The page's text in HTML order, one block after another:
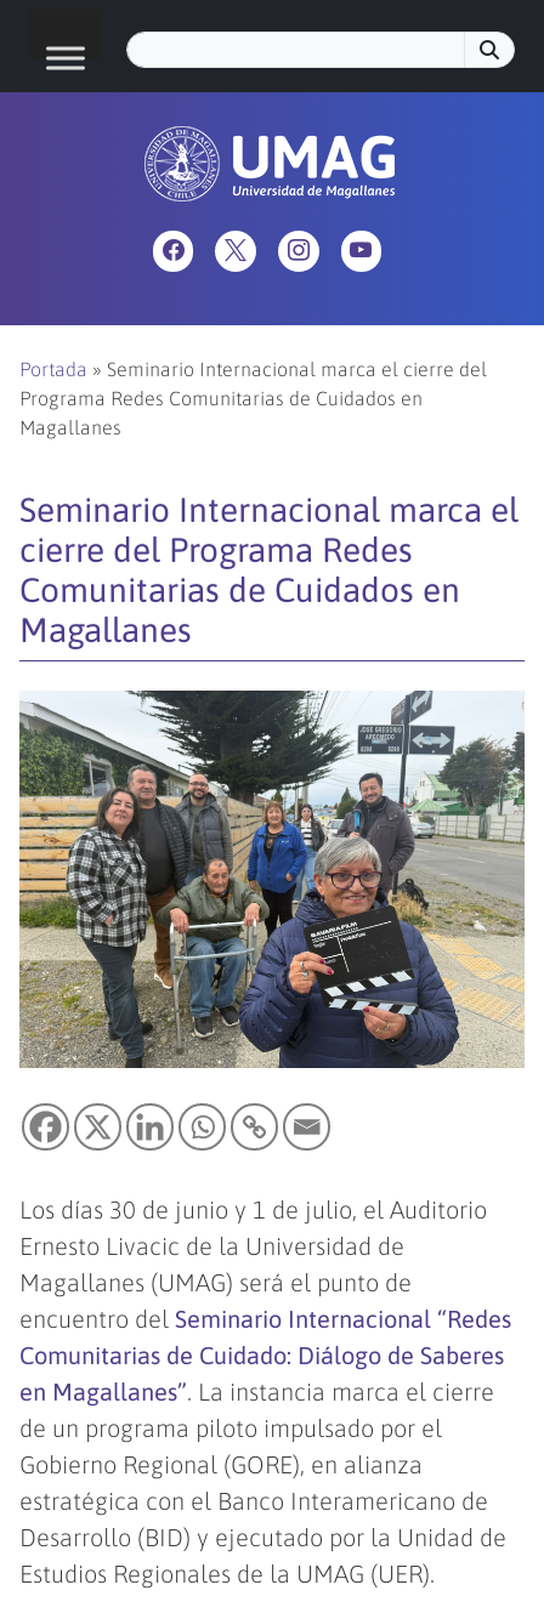
Portada » Seminario Internacional marca el cierre del
Programa Redes Comunitarias de Cuidados en
Magallanes
Seminario Internacional marca el
cierre del Programa Redes
Comunitarias de Cuidados en
Magallanes
Los días 30 de junio y 1 de julio, el Auditorio
Ernesto Livacic de la Universidad de
Magallanes (UMAG) será el punto de
encuentro delSeminario Internacional “Redes
Comunitarias de Cuidado: Diálogo de Saberes
en Magallanes”. La instancia marca el cierre
de un programa piloto impulsado por el
Gobierno Regional (GORE), en alianza
estratégica con el Banco Interamericano de
Desarrollo (BID) y ejecutado por la Unidad de
Estudios Regionales de la UMAG (UER).